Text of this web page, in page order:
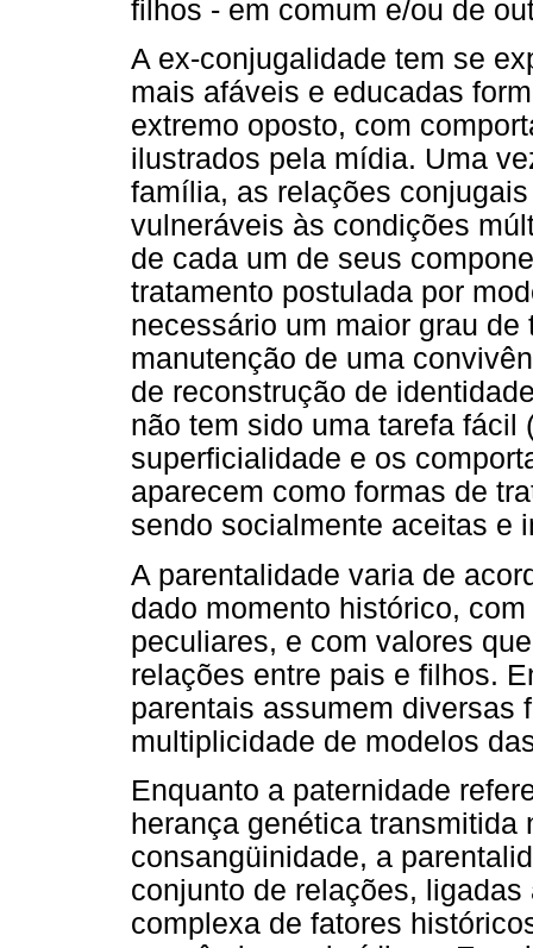
filhos - em comum e/ou de
A ex-conjugalidade tem se
mais afáveis e educadas
extremo oposto, com
ilustrados pela mídia. Uma
família, as relações
vulneráveis às condições
de cada um de seus
tratamento postulada por
necessário um maior grau
manutenção de uma
de reconstrução de
não tem sido uma tarefa fácil
superficialidade e os
aparecem como formas de
sendo socialmente aceitas e
A parentalidade varia de
dado momento histórico,
peculiares, e com valores
relações entre pais e filhos.
parentais assumem diversas
multiplicidade de modelos
Enquanto a paternidade
herança genética transmitida
consangüinidade, a
conjunto de relações,
complexa de fatores